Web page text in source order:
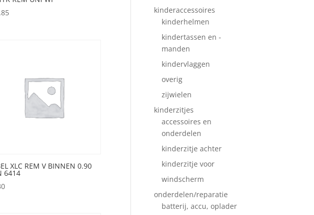
XLC REM V BINNEN 0.90
6414
kinderaccessoires
kinderhelmen
kindertassen en -
manden
kindervlaggen
overig
zijwielen
kinderzitjes
accessoires en
onderdelen
kinderzitje achter
kinderzitje voor
windscherm
onderdelen/reparatie
batterij, accu, oplader